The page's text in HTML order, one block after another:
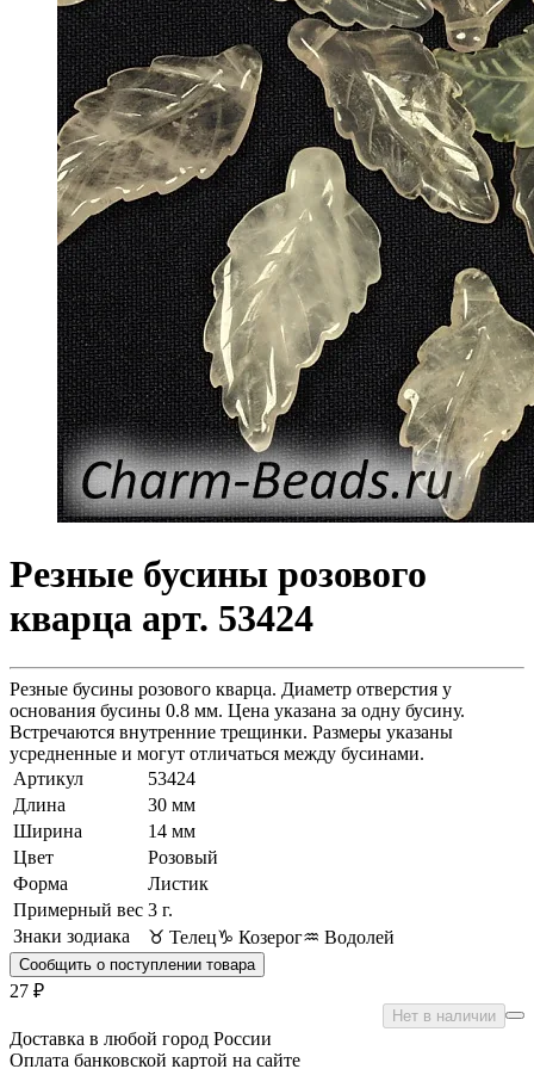
Резные бусины розового
кварца арт. 53424
Резные бусины розового кварца. Диаметр отверстия у
основания бусины 0.8 мм. Цена указана за одну бусину.
Встречаются внутренние трещинки. Размеры указаны
усредненные и могут отличаться между бусинами.
Артикул
53424
Длина
30 мм
Ширина
14 мм
Цвет
Розовый
Форма
Листик
Примерный вес 3 г.
Знаки зодиака
♉ Телец♑ Козерог♒ Водолей
Сообщить о поступлении товара
27 ₽
Нет в наличии
Доставка в любой город России
Оплата банковской картой на сайте